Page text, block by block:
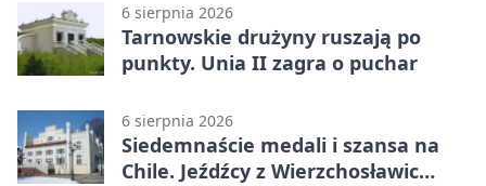
6 sierpnia 2026
Tarnowskie drużyny ruszają po
punkty. Unia II zagra o puchar
6 sierpnia 2026
Siedemnaście medali i szansa na
Chile. Jeźdźcy z Wierzchosławic